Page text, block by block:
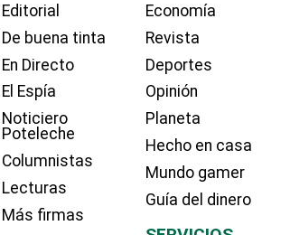
Editorial
De buena tinta
En Directo
El Espía
Noticiero
Poteleche
Columnistas
Lecturas
Más firmas
Economía
Revista
Deportes
Opinión
Planeta
Hecho en casa
Mundo gamer
Guía del dinero